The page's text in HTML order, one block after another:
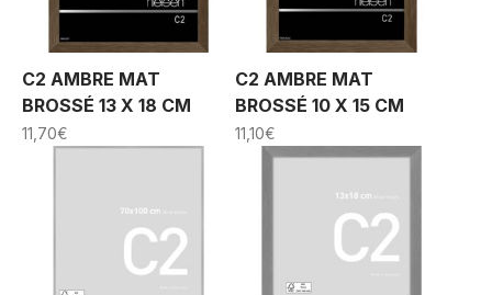
C2 AMBRE MAT
BROSSÉ 13 X 18 CM
11,70€
C2 AMBRE MAT
BROSSÉ 10 X 15 CM
11,10€